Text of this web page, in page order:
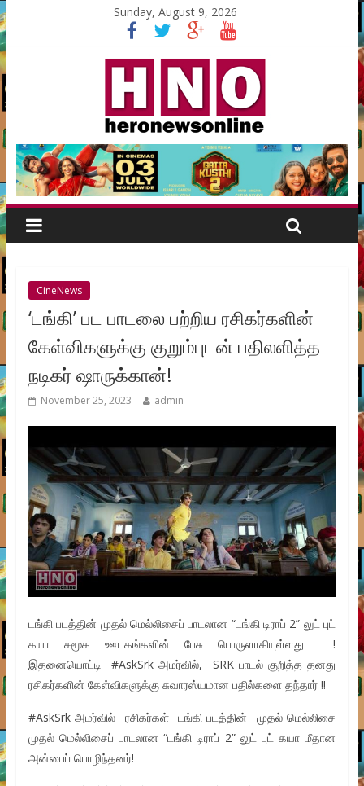
Sunday, August 9, 2026
CineNews
‘டங்கி’ பட பாடலை பற்றிய ரசிகர்களின்
கேள்விகளுக்கு குறும்புடன் பதிலளித்த
நடிகர் ஷாருக்கான்!
November 25, 2023 admin
டங்கி படத்தின் முதல் மெல்லிசைப் பாடலான “டங்கி டிராப் 2” லுட் புட்
கயா சமூக ஊடகங்களின் பேசு பொருளாகியுள்ளது !
இதனையொட்டி #AskSrk அமர்வில், SRK பாடல் குறித்த தனது
ரசிகர்களின் கேள்விகளுக்கு சுவாரஸ்யமான பதில்களை தந்தார் !!
#AskSrk அமர்வில் ரசிகர்கள் டங்கி படத்தின் முதல் மெல்லிசை
முதல் மெல்லிசைப் பாடலான “டங்கி டிராப் 2” லுட் புட் கயா மீதான
அன்பைப் பொழிந்தனர்!